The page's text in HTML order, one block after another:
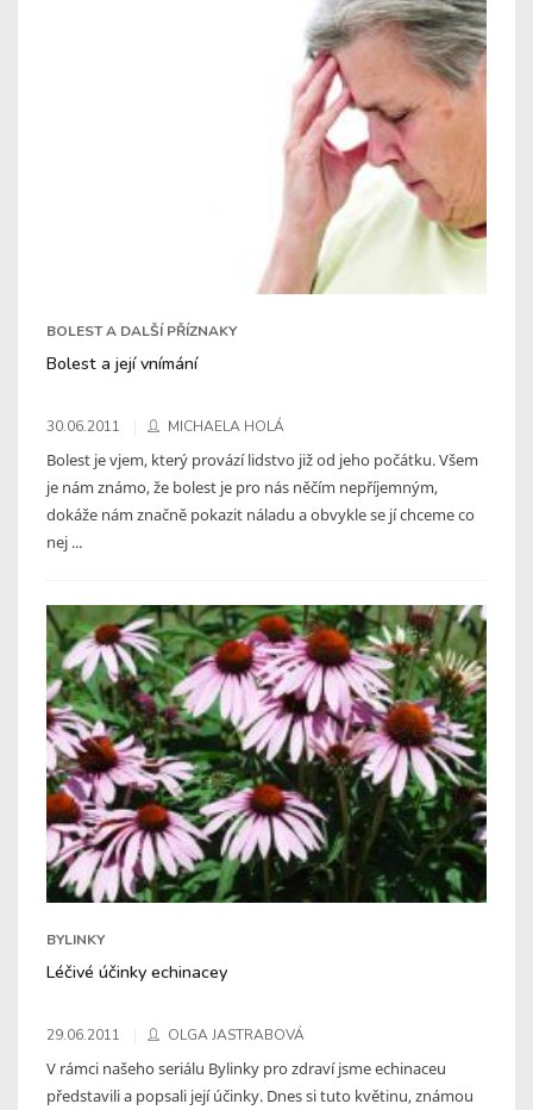
BOLEST A DALŠÍ PŘÍZNAKY
Bolest a její vnímání
30.06.2011 MICHAELA HOLÁ
Bolest je vjem, který provází lidstvo již od jeho počátku. Všem
je nám známo, že bolest je pro nás něčím nepříjemným,
dokáže nám značně pokazit náladu a obvykle se jí chceme co
nej ...
BYLINKY
Léčivé účinky echinacey
29.06.2011 OLGA JASTRABOVÁ
V rámci našeho seriálu Bylinky pro zdraví jsme echinaceu
představili a popsali její účinky. Dnes si tuto květinu, známou